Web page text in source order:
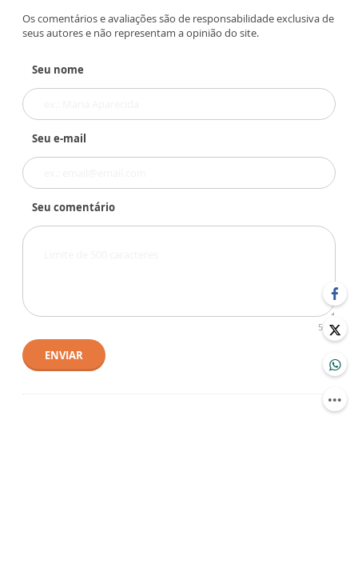
Os comentários e avaliações são de responsabilidade exclusiva de
seus autores e não representam a opinião do site.
Seu nome
Seu e-mail
Seu comentário
500
ENVIAR